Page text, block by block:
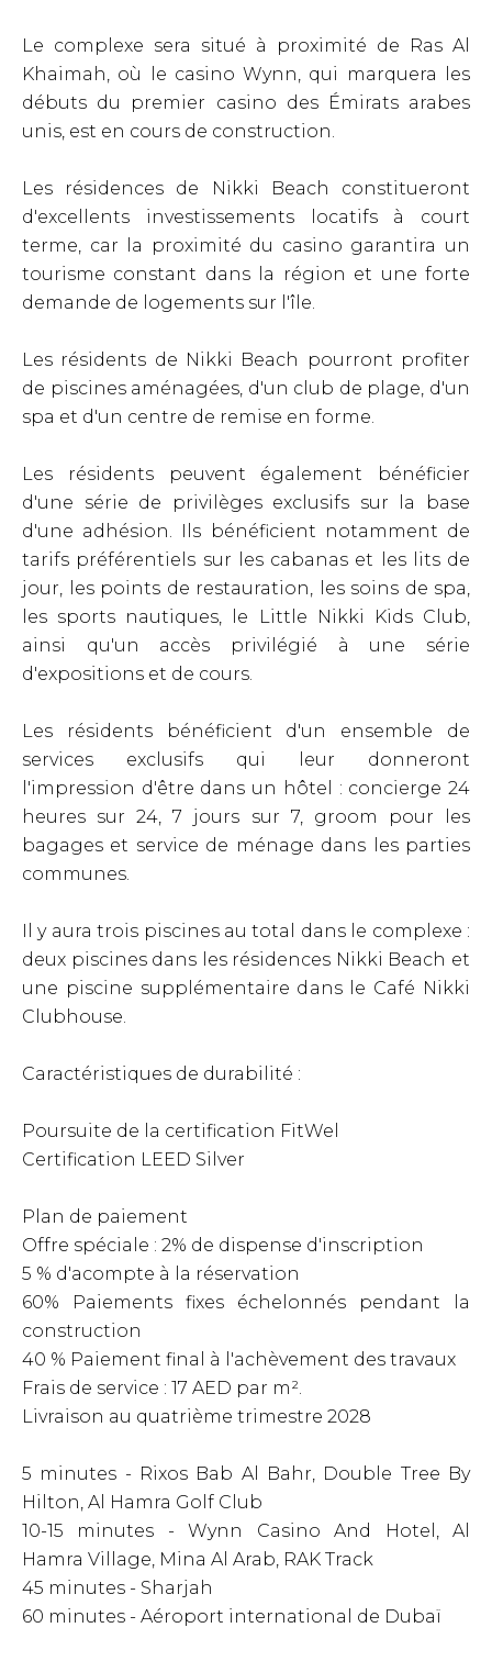
Le complexe sera situé à proximité de Ras Al
Khaimah, où le casino Wynn, qui marquera les
débuts du premier casino des Émirats arabes
unis, est en cours de construction.
Les résidences de Nikki Beach constitueront
d'excellents investissements locatifs à court
terme, car la proximité du casino garantira un
tourisme constant dans la région et une forte
demande de logements sur l'île.
Les résidents de Nikki Beach pourront profiter
de piscines aménagées, d'un club de plage, d'un
spa et d'un centre de remise en forme.
Les résidents peuvent également bénéficier
d'une série de privilèges exclusifs sur la base
d'une adhésion. Ils bénéficient notamment de
tarifs préférentiels sur les cabanas et les lits de
jour, les points de restauration, les soins de spa,
les sports nautiques, le Little Nikki Kids Club,
ainsi qu'un accès privilégié à une série
d'expositions et de cours.
Les résidents bénéficient d'un ensemble de
services exclusifs qui leur donneront
l'impression d'être dans un hôtel : concierge 24
heures sur 24, 7 jours sur 7, groom pour les
bagages et service de ménage dans les parties
communes.
Il y aura trois piscines au total dans le complexe :
deux piscines dans les résidences Nikki Beach et
une piscine supplémentaire dans le Café Nikki
Clubhouse.
Caractéristiques de durabilité :
Poursuite de la certification FitWel
Certification LEED Silver
Plan de paiement
Offre spéciale : 2% de dispense d'inscription
5 % d'acompte à la réservation
60% Paiements fixes échelonnés pendant la
construction
40 % Paiement final à l'achèvement des travaux
Frais de service : 17 AED par m².
Livraison au quatrième trimestre 2028
5 minutes - Rixos Bab Al Bahr, Double Tree By
Hilton, Al Hamra Golf Club
10-15 minutes - Wynn Casino And Hotel, Al
Hamra Village, Mina Al Arab, RAK Track
45 minutes - Sharjah
60 minutes - Aéroport international de Dubaï